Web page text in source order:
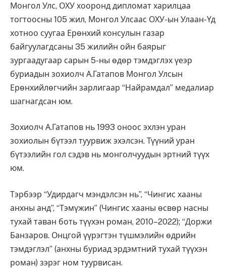
Монгол Улс, ОХУ хооронд дипломат харилцаа
тогтоосны 105 жил, Монгол Улсаас ОХУ-ын Улаан-Үд
хотноо суугаа Ерөнхий консулын газар
байгуулагдсаны 35 жилийн ойн баярыг
зургаадугаар сарын 5-ны өдөр тэмдэглэх үеэр
буриадын зохиолч А.Гатапов Монгол Улсын
Ерөнхийлөгчийн зарлигаар “Найрамдал” медалиар
шагнагдсан юм.
Зохиолч А.Гатапов нь 1993 оноос эхлэн уран
зохиолын бүтээл туурвиж эхэлсэн. Түүний уран
бүтээлийн гол сэдэв нь монголчуудын эртний түүх
юм.
Тэрбээр “Удирдагч мэндэлсэн нь”, “Чингис хааны
анхны анд”, “Тэмүжин” (Чингис хааны өсвөр насны
тухай таван боть түүхэн роман, 2010–2022); “Доржи
Банзаров. Онцгой үүрэгтэн түшмэлийн өдрийн
тэмдэглэл” (анхны буриад эрдэмтний тухай түүхэн
роман) зэрэг ном туурвисан.